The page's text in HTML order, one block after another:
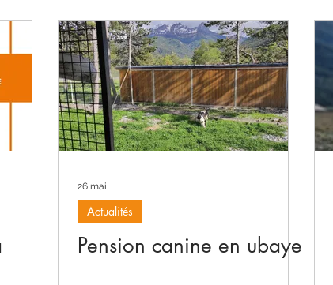
26 mai
Actualités
Pension canine en ubaye